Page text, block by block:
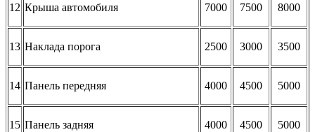
12 Крыша автомобиля 7000 7500 8000
13 Наклада порога 2500 3000 3500
14 Панель передняя 4000 4500 5000
15 Панель задняя 4000 4500 5000